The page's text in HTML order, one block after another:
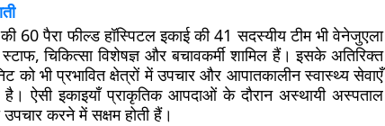
60 पैरा फील्ड हॉस्पिटलइकाई की 41 सदस्यीय टीम भी वेनेजुएला
चिकित्सा विशेषज्ञ और बचावकर्मी शामिल हैं। इसके अतिरिक्त
को भी प्रभावित क्षेत्रों में उपचार और आपातकालीन स्वास्थ्य सेवाएँ
है। ऐसी इकाइयाँ प्राकृतिक आपदाओं के दौरान अस्थायी अस्पताल
करने में सक्षम होती हैं।